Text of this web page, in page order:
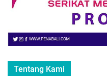
Tentang Kami